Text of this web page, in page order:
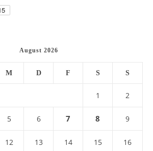
August 2026
M D F S S
1 2
5 6 7 8 9
12 13 14 15 16